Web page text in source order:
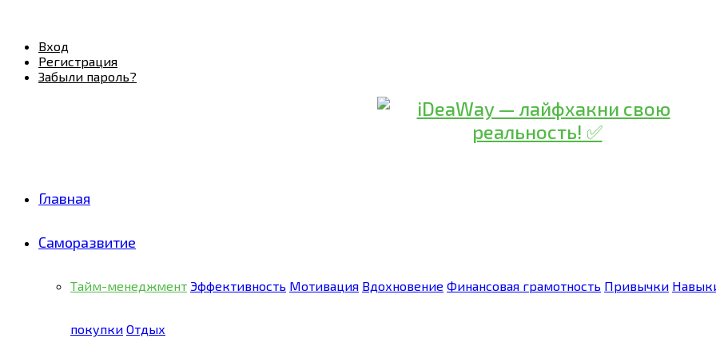
Вход
Регистрация
Забыли пароль?
Главная
Саморазвитие
Тайм-менеджмент Эффективность Мотивация Вдохновение Финансовая грамотность Привычки
покупки Отдых